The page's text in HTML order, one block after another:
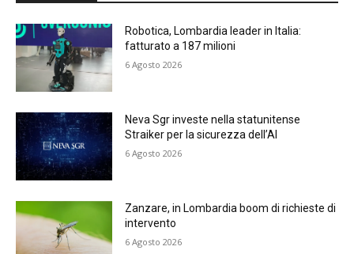
Robotica, Lombardia leader in Italia:
fatturato a 187 milioni
6 Agosto 2026
Neva Sgr investe nella statunitense
Straiker per la sicurezza dell’AI
6 Agosto 2026
Zanzare, in Lombardia boom di richieste di
intervento
6 Agosto 2026